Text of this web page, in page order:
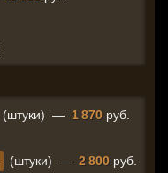
(штуки) — 1 870 руб.
(штуки) — 2 800 руб.